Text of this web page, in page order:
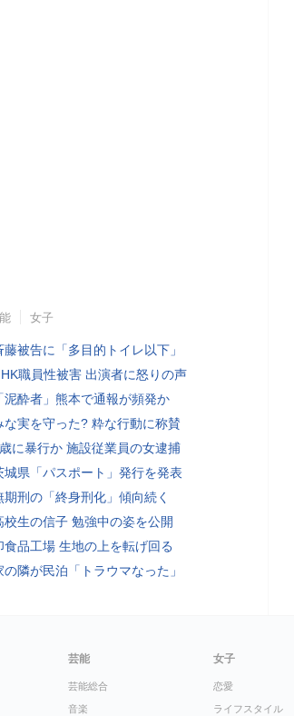
女子
藤被告に「多目的トイレ以下」
職員性被害 出演者に怒りの声
「泥酔者」熊本で通報が頻発か
な実を守った? 粋な行動に称賛
に暴行か 施設従業員の女逮捕
城県「パスポート」発行を発表
期刑の「終身刑化」傾向続く
校生の信子 勉強中の姿を公開
食品工場 生地の上を転げ回る
の隣が民泊「トラウマなった」
芸能
芸能総合
音楽
女子
恋愛
ライフスタイル